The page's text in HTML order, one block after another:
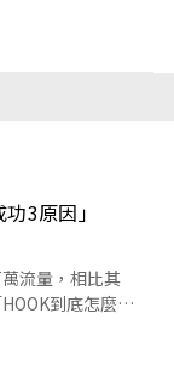
3原因」
流量，相比其
到底怎麼